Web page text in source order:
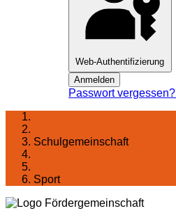
Web-Authentifizierung
Anmelden
Passwort vergessen?
Schulgemeinschaft
Sport